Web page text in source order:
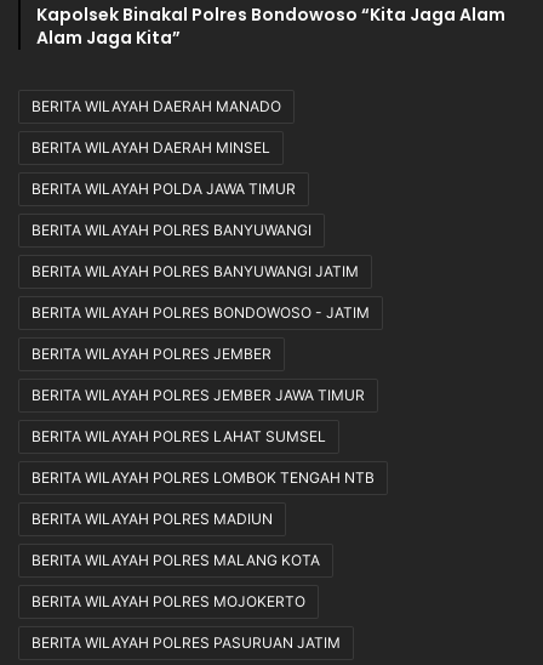
Kapolsek Binakal Polres Bondowoso “Kita Jaga Alam
Alam Jaga Kita”
BERITA WILAYAH DAERAH MANADO
BERITA WILAYAH DAERAH MINSEL
BERITA WILAYAH POLDA JAWA TIMUR
BERITA WILAYAH POLRES BANYUWANGI
BERITA WILAYAH POLRES BANYUWANGI JATIM
BERITA WILAYAH POLRES BONDOWOSO - JATIM
BERITA WILAYAH POLRES JEMBER
BERITA WILAYAH POLRES JEMBER JAWA TIMUR
BERITA WILAYAH POLRES LAHAT SUMSEL
BERITA WILAYAH POLRES LOMBOK TENGAH NTB
BERITA WILAYAH POLRES MADIUN
BERITA WILAYAH POLRES MALANG KOTA
BERITA WILAYAH POLRES MOJOKERTO
BERITA WILAYAH POLRES PASURUAN JATIM